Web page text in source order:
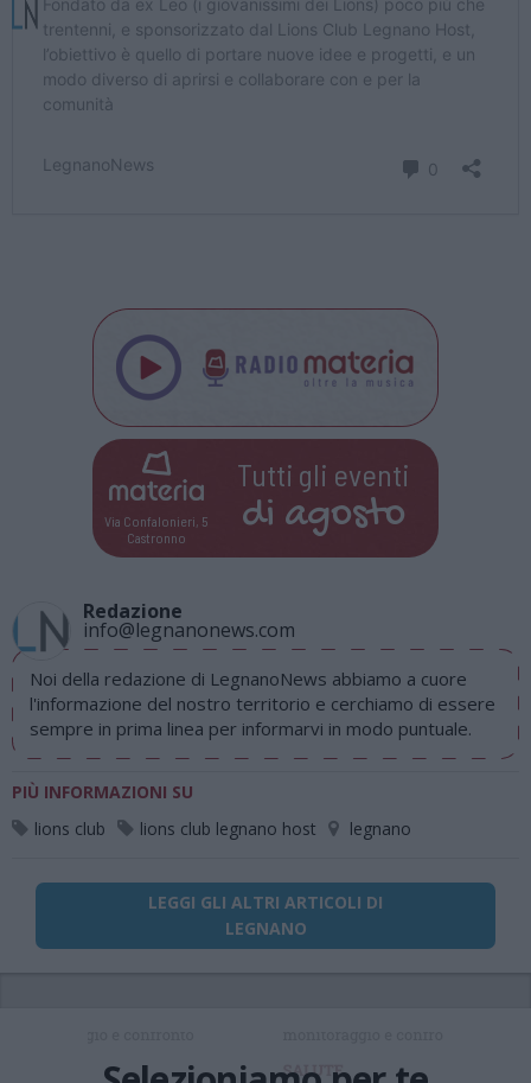
Via Confalonieri, 5
Castronno
Tutti gli eventi
di agosto
Redazione
info@legnanonews.com
Noi della redazione di LegnanoNews abbiamo a cuore
l'informazione del nostro territorio e cerchiamo di essere
sempre in prima linea per informarvi in modo puntuale.
PIÙ INFORMAZIONI SU
lions club
lions club legnano host legnano
LEGGI GLI ALTRI ARTICOLI DI
LEGNANO